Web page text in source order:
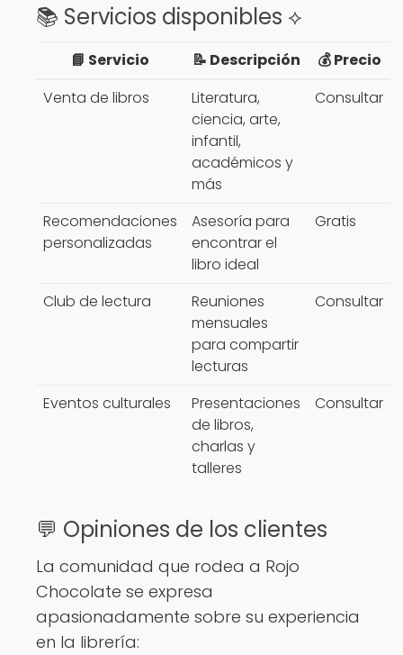
📚 Servicios disponibles ⟡
📘 Servicio 📝 Descripción
💰 Precio
Venta de libros
Literatura,
ciencia, arte,
infantil,
académicos y
más
Consultar
Recomendaciones
personalizadas
Asesoría para
encontrar el
libro ideal
Gratis
Club de lectura
Reuniones
mensuales
para compartir
lecturas
Consultar
Eventos culturales
Presentaciones
de libros,
charlas y
talleres
Consultar
💬 Opiniones de los clientes
La comunidad que rodea a Rojo
Chocolate se expresa
apasionadamente sobre su experiencia
en la librería: